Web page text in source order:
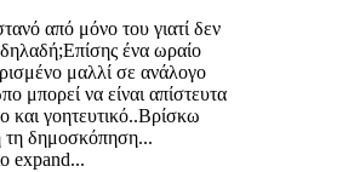
από μόνο του γιατί δεν
δηλαδή;Επίσης ένα ωραίο
μαλλί σε ανάλογο
μπορεί να είναι απίστευτα
και γοητευτικό..Βρίσκω
τη δημοσκόπηση...
expand...